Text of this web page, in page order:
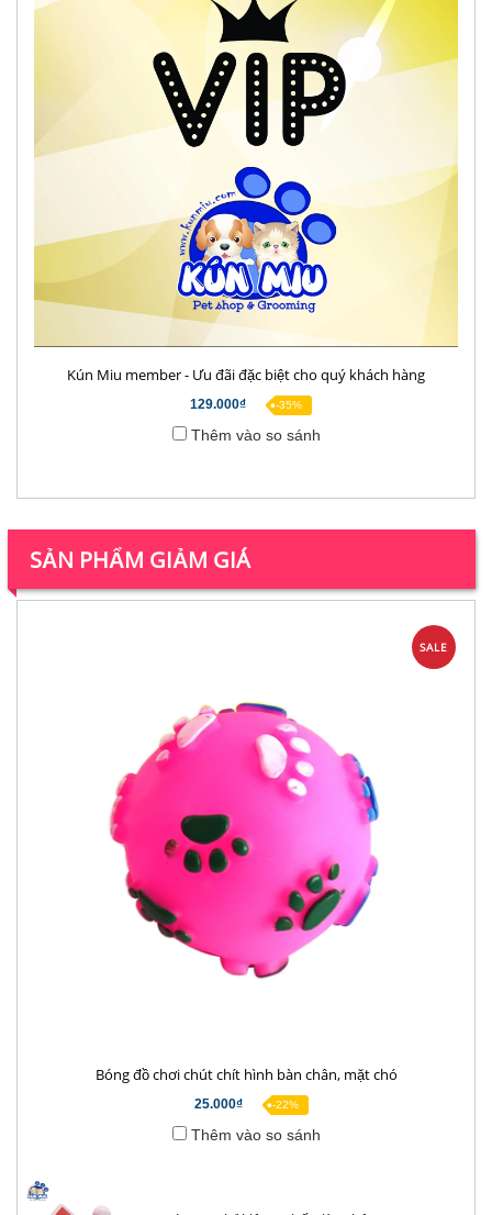
Kún Miu member - Ưu đãi đặc biệt cho quý khách hàng
129.000₫ -35%
Thêm vào so sánh
SẢN PHẨM GIẢM GIÁ
SALE
Bóng đồ chơi chút chít hình bàn chân, mặt chó
25.000₫ -22%
Thêm vào so sánh